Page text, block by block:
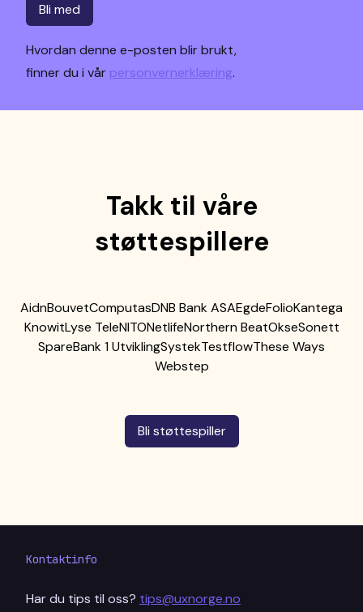
Bli med
Hvordan denne e-posten blir brukt,
finner du i vår personvernerklæring.
Takk til våre
støttespillere
AidnBouvetComputasDNB Bank ASAEgdeFolioKantega
KnowitLyse TeleNITONetlifeNorthern BeatOkseSonett
SpareBank 1 UtviklingSystekTestflowThese Ways
Webstep
Bli støttespiller
Kontaktinfo
Har du tips til oss? tips@uxnorge.no